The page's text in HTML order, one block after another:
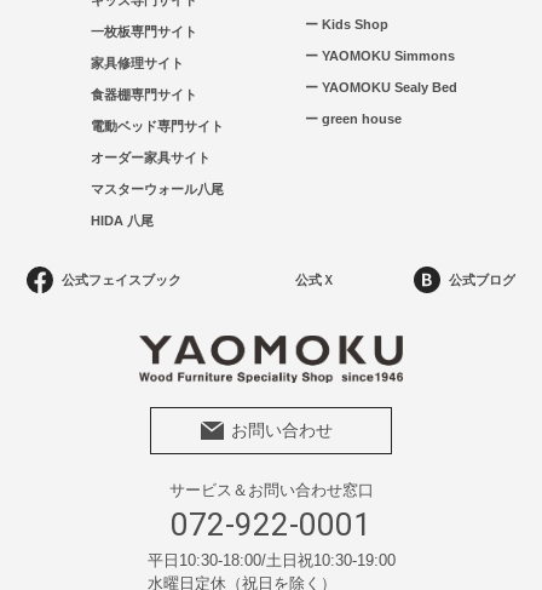
お問い合わせ
一枚板専門サイト
家具修理サイト
食器棚専門サイト
電動ベッド専門サイト
オーダー家具サイト
マスターウォール八尾
HIDA 八尾
ー Kids Shop
ー YAOMOKU Simmons
ー YAOMOKU Sealy Bed
ー green house
公式フェイスブック 公式Ｘ 公式ブログ
お問い合わせ
サービス＆お問い合わせ窓口
072-922-0001
平日10:30-18:00/土日祝10:30-19:00
水曜日定休（祝日を除く）